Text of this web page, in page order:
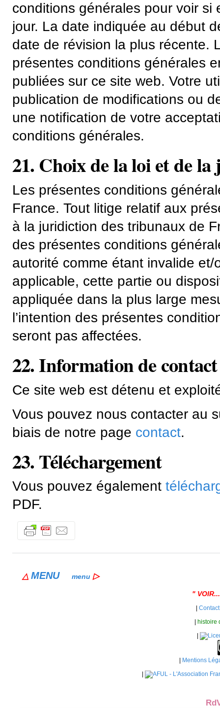
conditions générales pour voir si
jour. La date indiquée au début
date de révision la plus récente.
présentes conditions générales
publiées sur ce site web. Votre
publication de modifications ou
une notification de votre
conditions générales.
21. Choix de la loi et de
Les présentes conditions
France. Tout litige relatif aux
à la juridiction des tribunaux de
des présentes conditions
autorité comme étant invalide
applicable, cette partie ou
appliquée dans la plus large
l’intention des présentes
seront pas affectées.
22. Information de contact
Ce site web est détenu et
Vous pouvez nous contacter au
biais de notre page contact.
23. Téléchargement
Vous pouvez également
PDF.
△ MENU menu ▷
"
Contact
histoire
Mentions